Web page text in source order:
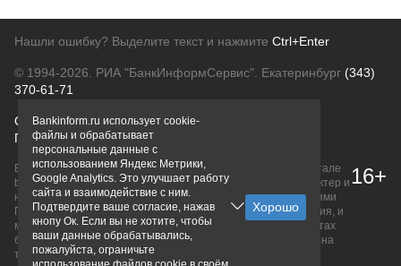
Нашли ошибку? Выделите текст и нажмите Ctrl+Enter
© 1994-2026. РИА "БанкИнформСервис". Екатеринбург (343)
370-61-71
О проектеПолитика конфиденциальности
Правовая информацияДля рекламодателей
Вся информация о продуктах банков, размещенная на портале
bankinform.ru, носит исключительно ознакомительный характер и
не является публичной офертой, определяемой положениями
ГК РФ. Информация не содержит точного и полного описания, и
может быть изменена. Конечные условия уточняйте на сайтах
банков или при личном обращении. Исключительное право на
товарные знаки принадлежит их правообладателям.
16+
Bankinform.ru использует cookie-
файлы и обрабатывает
персональные данные с
использованием Яндекс Метрики,
Google Analytics. Это улучшает работу
сайта и взаимодействие с ним.
Подтвердите ваше согласие, нажав
кнопу Ок. Если вы не хотите, чтобы
ваши данные обрабатывались,
пожалуйста, ограничьте